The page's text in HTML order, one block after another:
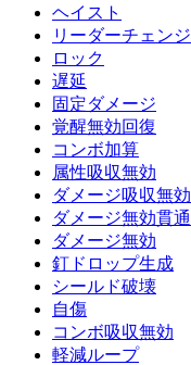
ヘイスト
リーダーチェンジ
ロック
遅延
固定ダメージ
覚醒無効回復
コンボ加算
属性吸収無効
ダメージ吸収無効
ダメージ無効貫通
ダメージ無効
釘ドロップ生成
シールド破壊
自傷
コンボ吸収無効
軽減ループ